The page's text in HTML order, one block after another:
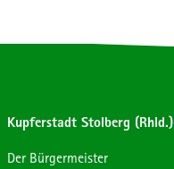
Kupferstadt Stolberg (Rhld.)
Der Bürgermeister